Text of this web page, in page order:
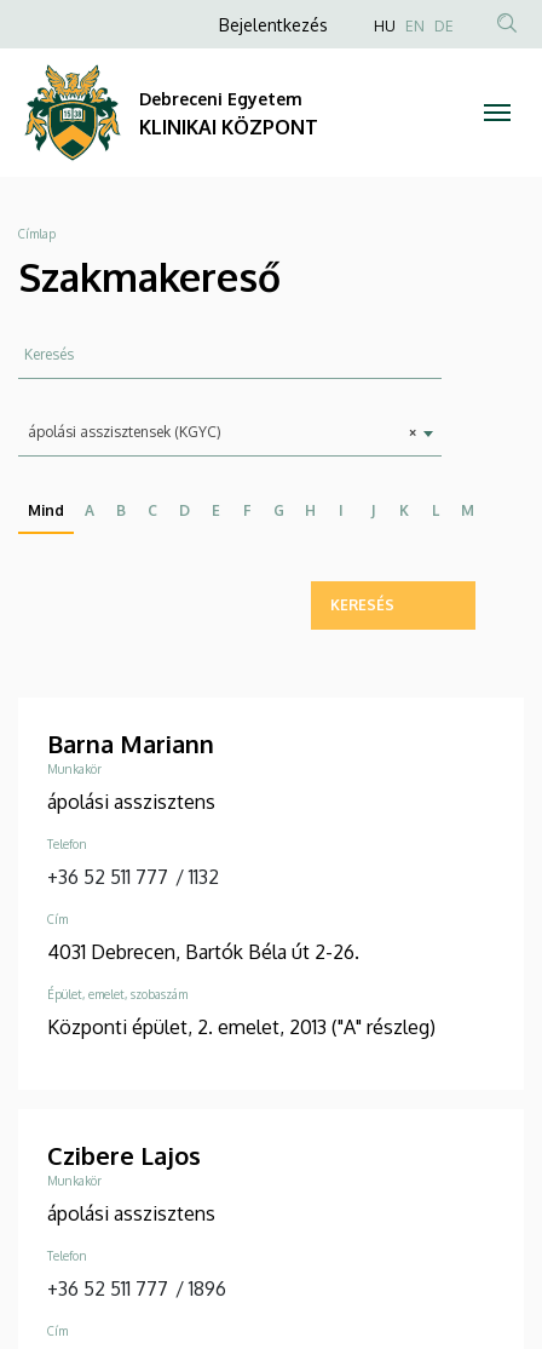
Szakmakereső
KLINIKAI
KÖZPONT
a
tartalomra
Anonim
fiók
menüje
Bejelentkezés HU EN DE
Debreceni Egyetem
KLINIKAI KÖZPONT
Morzsa
Címlap
Szakmakereső
Keresés
Szakma ×
ápolási asszisztensek (KGYC)
Mind A B C D E F G H I J K L M
Barna Mariann
Munkakör
ápolási asszisztens
Telefon
+36 52 511 777 / 1132
Cím
4031 Debrecen, Bartók Béla út 2-26.
Épület, emelet, szobaszám
Központi épület, 2. emelet, 2013 ("A" részleg)
Czibere Lajos
Munkakör
ápolási asszisztens
Telefon
+36 52 511 777 / 1896
Cím